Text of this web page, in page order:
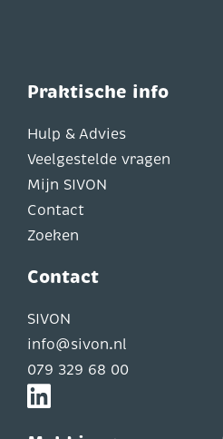
Praktische info
Hulp & Advies
Veelgestelde vragen
Mijn SIVON
Contact
Zoeken
Contact
SIVON
info@sivon.nl
079 329 68 00